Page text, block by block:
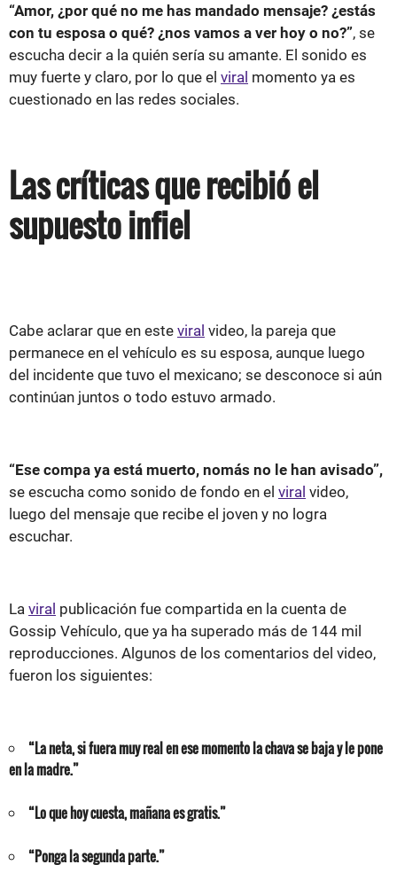
“Amor, ¿por qué no me has mandado mensaje? ¿estás
con tu esposa o qué? ¿nos vamos a ver hoy o no?”, se
escucha decir a la quién sería su amante. El sonido es
muy fuerte y claro, por lo que el viral momento ya es
cuestionado en las redes sociales.
Las críticas que recibió el
supuesto infiel
Cabe aclarar que en este viral video, la pareja que
permanece en el vehículo es su esposa, aunque luego
del incidente que tuvo el mexicano; se desconoce si aún
continúan juntos o todo estuvo armado.
“Ese compa ya está muerto, nomás no le han avisado”,
se escucha como sonido de fondo en el viral video,
luego del mensaje que recibe el joven y no logra
escuchar.
La viral publicación fue compartida en la cuenta de
Gossip Vehículo, que ya ha superado más de 144 mil
reproducciones. Algunos de los comentarios del video,
fueron los siguientes:
“La neta, si fuera muy real en ese momento la chava se baja y le pone
en la madre.”
“Lo que hoy cuesta, mañana es gratis.”
“Ponga la segunda parte.”